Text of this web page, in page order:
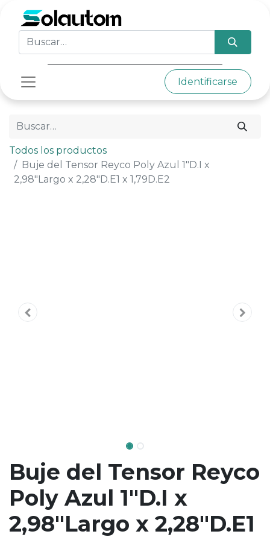
Identificarse
Todos los productos
Buje del Tensor Reyco Poly Azul 1"D.I x
2,98"Largo x 2,28"D.E1 x 1,79D.E2
Buje del Tensor Reyco
Poly Azul 1"D.I x
2,98"Largo x 2,28"D.E1